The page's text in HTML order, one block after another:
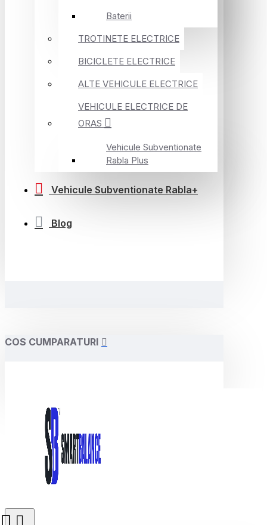
Baterii
TROTINETE ELECTRICE
BICICLETE ELECTRICE
ALTE VEHICULE ELECTRICE
VEHICULE ELECTRICE DE
ORAS
Vehicule Subventionate
Rabla Plus
Vehicule Subventionate Rabla+
Blog
COS CUMPARATURI